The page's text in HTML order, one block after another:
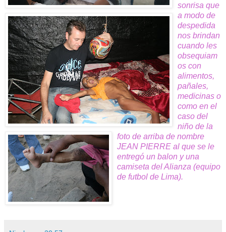
sonrisa que
a modo de
despedida
nos brindan
cuando les
obsequiam
os con
alimentos,
pañales,
medicinas o
como en el
caso del
niño de la
foto de arriba de nombre
JEAN PIERRE al que se le
entregó un balon y una
camiseta del Alianza (equipo
de futbol de Lima).